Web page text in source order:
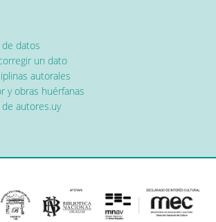
datos
un dato
autorales
y obras huérfanas
autores.uy